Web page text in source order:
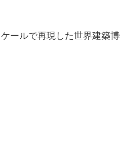
ールで再現した世界建築